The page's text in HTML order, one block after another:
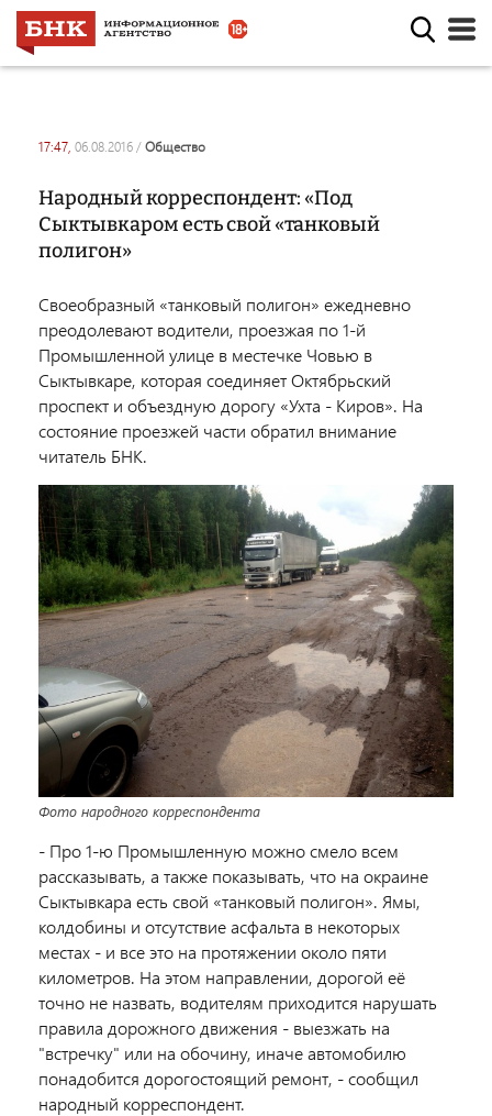
17:47, 06.08.2016 / общество
Народный корреспондент: «Под
Сыктывкаром есть свой «танковый
полигон»
Своеобразный «танковый полигон» ежедневно
преодолевают водители, проезжая по 1-й
Промышленной улице в местечке Човью в
Сыктывкаре, которая соединяет Октябрьский
проспект и объездную дорогу «Ухта - Киров». На
состояние проезжей части обратил внимание
читатель БНК.
Фото народного корреспондента
- Про 1-ю Промышленную можно смело всем
рассказывать, а также показывать, что на окраине
Сыктывкара есть свой «танковый полигон». Ямы,
колдобины и отсутствие асфальта в некоторых
местах - и все это на протяжении около пяти
километров. На этом направлении, дорогой её
точно не назвать, водителям приходится нарушать
правила дорожного движения - выезжать на
"встречку" или на обочину, иначе автомобилю
понадобится дорогостоящий ремонт, - сообщил
народный корреспондент.